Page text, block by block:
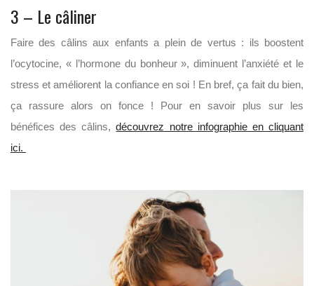
3 – Le câliner
Faire des câlins aux enfants a plein de vertus : ils boostent
l’ocytocine, « l’hormone du bonheur », diminuent l’anxiété et le
stress et améliorent la confiance en soi ! En bref, ça fait du bien,
ça rassure alors on fonce ! Pour en savoir plus sur les
bénéfices des câlins,découvrez notre infographie en cliquant
ici.